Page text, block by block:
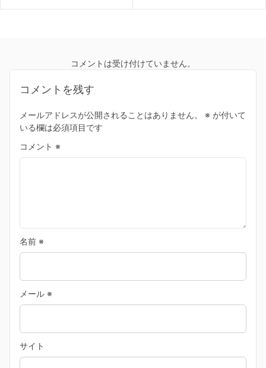
コメントは受け付けていません。
コメントを残す
メールアドレスが公開されることはありません。 ※ が付いて
いる欄は必須項目です
コメント ※
名前 ※
メール ※
サイト